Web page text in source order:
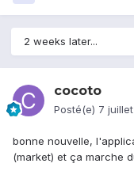
2 weeks later...
cocoto
Posté(e) 7 juillet
bonne nouvelle,
(market) et ça marche